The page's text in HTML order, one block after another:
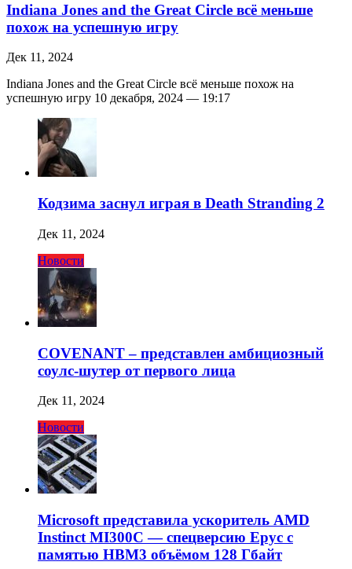
Indiana Jones and the Great Circle всё меньше
похож на успешную игру
Дек 11, 2024
Indiana Jones and the Great Circle всё меньше похож на
успешную игру 10 декабря, 2024 — 19:17
Кодзима заснул играя в Death Stranding 2
Дек 11, 2024
Новости
COVENANT – представлен амбициозный
соулс-шутер от первого лица
Дек 11, 2024
Новости
Microsoft представила ускоритель AMD
Instinct MI300C — спецверсию Epyc с
памятью HBM3 объёмом 128 Гбайт